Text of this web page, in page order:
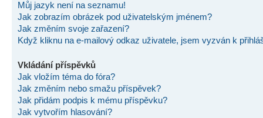
Můj jazyk není na seznamu!
Jak zobrazím obrázek pod uživatelským jménem?
Jak změním svoje zařazení?
Když kliknu na e-mailový odkaz uživatele, jsem vyzván k
Vkládání příspěvků
Jak vložím téma do fóra?
Jak změním nebo smažu příspěvek?
Jak přidám podpis k mému příspěvku?
Jak vytvořím hlasování?